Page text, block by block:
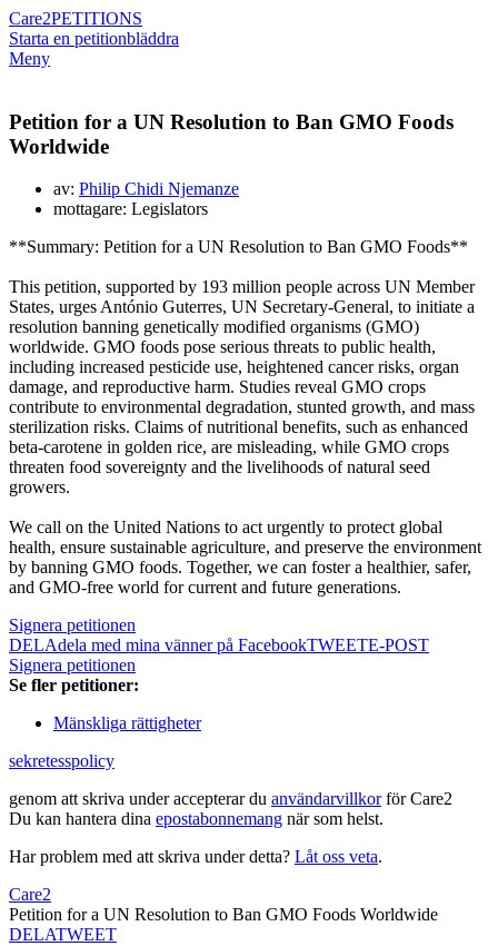
Care2PETITIONS
Starta en petitionbläddra
Meny
Petition for a UN Resolution to Ban GMO Foods
Worldwide
av: Philip Chidi Njemanze
mottagare: Legislators
**Summary: Petition for a UN Resolution to Ban GMO Foods**
This petition, supported by 193 million people across UN Member
States, urges António Guterres, UN Secretary-General, to initiate a
resolution banning genetically modified organisms (GMO)
worldwide. GMO foods pose serious threats to public health,
including increased pesticide use, heightened cancer risks, organ
damage, and reproductive harm. Studies reveal GMO crops
contribute to environmental degradation, stunted growth, and mass
sterilization risks. Claims of nutritional benefits, such as enhanced
beta-carotene in golden rice, are misleading, while GMO crops
threaten food sovereignty and the livelihoods of natural seed
growers.
We call on the United Nations to act urgently to protect global
health, ensure sustainable agriculture, and preserve the environment
by banning GMO foods. Together, we can foster a healthier, safer,
and GMO-free world for current and future generations.
Signera petitionen
DELAdela med mina vänner på FacebookTWEETE-POST
Signera petitionen
Se fler petitioner:
Mänskliga rättigheter
sekretesspolicy
genom att skriva under accepterar du användarvillkorför Care2
Du kan hantera dina epostabonnemang när som helst.
Har problem med att skriva under detta? Låt oss veta.
Care2
Petition for a UN Resolution to Ban GMO Foods Worldwide
DELATWEET